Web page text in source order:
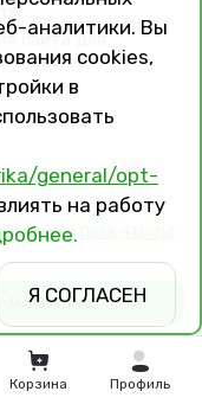
Корзина Профиль
магазине
сайта для
в
аналитики. Вы
cookies,
в
general/opt-
на работу
Я СОГЛАСЕН